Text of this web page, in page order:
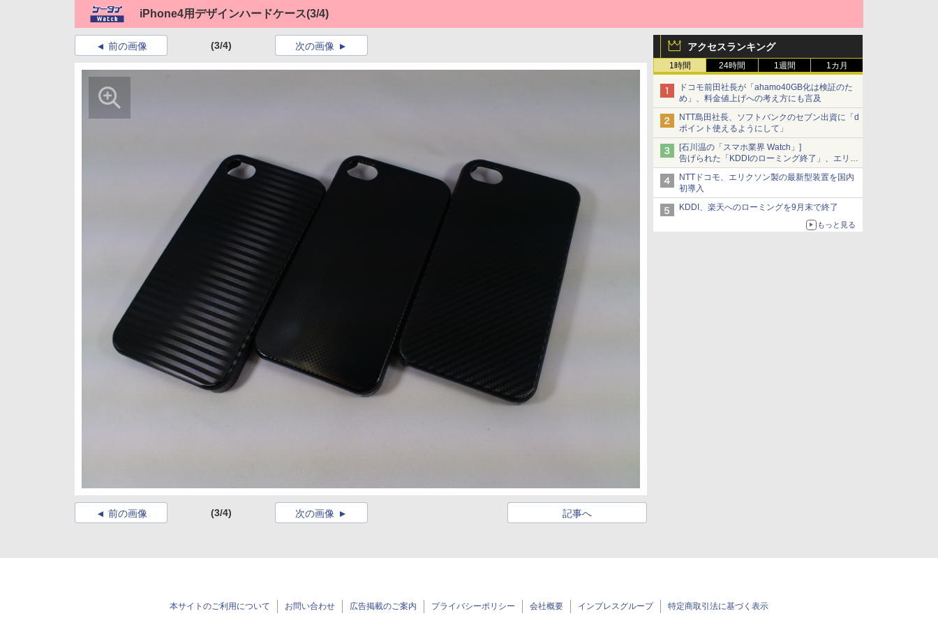
iPhone4用デザインハードケース(3/4)
アクセスランキング
1時間 24時間 1週間 1カ月
ドコモ前田社長が「ahamo40GB化は検証のた
め」、料金値上げへの考え方にも言及
NTT島田社長、ソフトバンクのセブン出資に「d
ポイント使えるようにして」
[石川温の「スマホ業界 Watch」]
告げられた「KDDIのローミング終了」、エリア
マップの落とし穴と楽天モバイルの課題
NTTドコモ、エリクソン製の最新型装置を国内
初導入
KDDI、楽天へのローミングを9月末で終了
もっと見る
前の画像 (3/4) 次の画像
前の画像 (3/4) 記事へ
次の画像
本サイトのご利用について お問い合わせ 広告掲載のご案内 プライバシーポリシー 会社概要 インプレスグループ 特定商取引法に基づく表示